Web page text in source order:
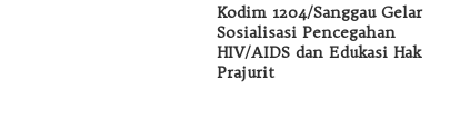
Kodim 1204/Sanggau Gelar
Sosialisasi Pencegahan
HIV/AIDS dan Edukasi Hak
Prajurit